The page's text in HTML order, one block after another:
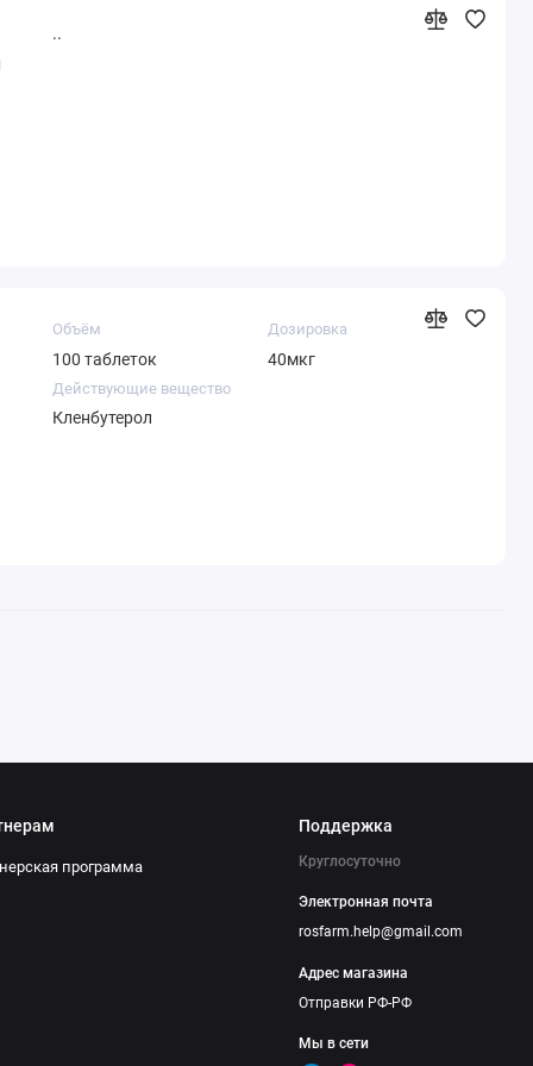
..
Объём
100 таблеток
Дозировка
40мкг
Действующие вещество
Кленбутерол
программа
Поддержка
Круглосуточно
Электронная почта
rosfarm.help@gmail.com
Адрес магазина
Отправки РФ-РФ
Мы в сети